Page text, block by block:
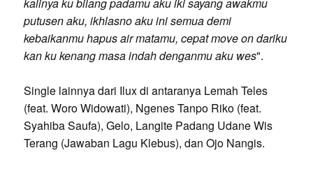
putusen aku, ikhlasno aku ini semua demi
kebaikanmu hapus air matamu, cepat move on dariku
kan ku kenang masa indah denganmu aku wes".
Single lainnya dari Ilux di antaranya Lemah Teles
(feat. Woro Widowati), Ngenes Tanpo Riko (feat.
Syahiba Saufa), Gelo, Langite Padang Udane Wis
Terang (Jawaban Lagu Klebus), dan Ojo Nangis.